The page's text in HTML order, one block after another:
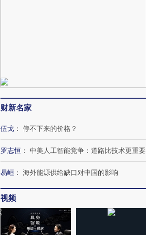
财新名家
伍戈 ： 停不下来的价格？
罗志恒 ： 中美人工智能竞争：道路比技术更重要
易峘 ： 海外能源供给缺口对中国的影响
视频